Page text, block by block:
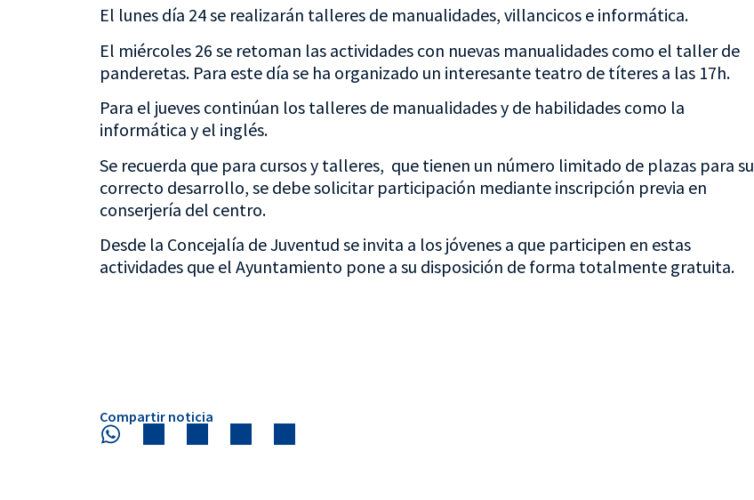
El lunes día 24 se realizarán talleres de manualidades, villancicos e informática.
El miércoles 26 se retoman las actividades con nuevas manualidades como el taller de
panderetas. Para este día se ha organizado un interesante teatro de títeres a las 17h.
Para el jueves continúan los talleres de manualidades y de habilidades como la
informática y el inglés.
Se recuerda que para cursos y talleres, que tienen un número limitado de plazas para su
correcto desarrollo, se debe solicitar participación mediante inscripción previa en
conserjería del centro.
Desde la Concejalía de Juventud se invita a los jóvenes a que participen en estas
actividades que el Ayuntamiento pone a su disposición de forma totalmente gratuita.
Compartir noticia